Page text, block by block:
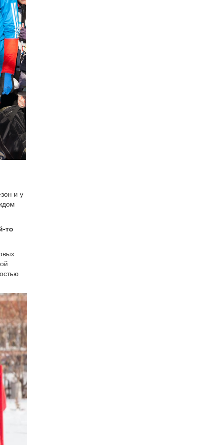
и у
то